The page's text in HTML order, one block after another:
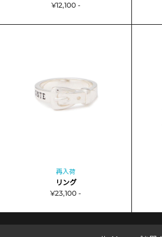
¥12,100 -
再入荷
リング
¥23,100 -